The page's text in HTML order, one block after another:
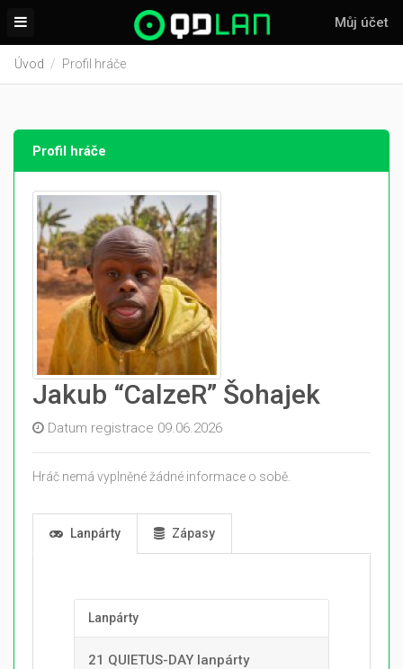
Můj účet
Úvod Profil hráče
Profil hráče
Jakub “CalzeR” Šohajek
Datum registrace 09.06.2026
Hráč nemá vyplněné žádné informace o sobě.
Lanpárty Zápasy
Lanpárty
21 QUIETUS-DAY lanpárty